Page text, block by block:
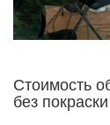
Стоимость
без покраски